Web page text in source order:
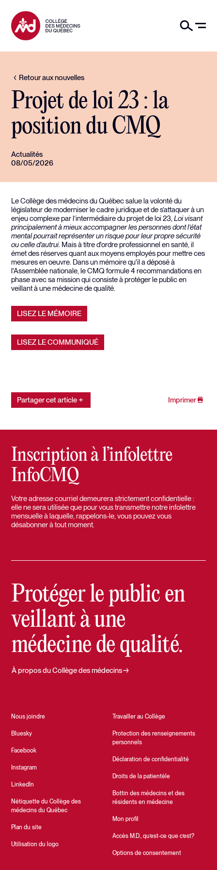
Retour aux nouvelles
Projet de loi 23 : la
position du CMQ
Actualités
08/05/2026
Le Collège des médecins du Québec salue la volonté du
législateur de moderniser le cadre juridique et de s’attaquer à un
enjeu complexe par l’intermédiaire du projet de loi 23, Loi visant
principalement à mieux accompagner les personnes dont l’état
mental pourrait représenter un risque pour leur propre sécurité
ou celle d’autrui. Mais à titre d'ordre professionnel en santé, il
émet des réserves quant aux moyens employés pour mettre ces
mesures en oeuvre. Dans un mémoire qu'il a déposé à
l'Assemblée nationale, le CMQ formule 4 recommandations en
phase avec sa mission qui consiste à protéger le public en
veillant à une médecine de qualité.
LISEZ LE MÉMOIRE
LISEZ LE COMMUNIQUÉ
Partager cet article Imprimer
Inscription à l’infolettre
InfoCMQ
Votre adresse courriel demeurera strictement confidentielle :
elle ne sera utilisée que pour vous transmettre notre infolettre
mensuelle à laquelle, rappelons-le, vous pouvez vous
désabonner à tout moment.
Protéger le public en
veillant à une
médecine de qualité.
Nous joindre
Bluesky
Facebook
Instagram
LinkedIn
Nétiquette du Collège des
médecins du Québec
Plan du site
Utilisation du logo
Travailler au Collège
Protection des renseignements
personnels
Déclaration de confidentialité
Droits de la patientèle
Bottin des médecins et des
résidents en médecine
Mon profil
Accès M.D., qu’est-ce que c’est?
Options de consentement
À propos du Collège des médecins